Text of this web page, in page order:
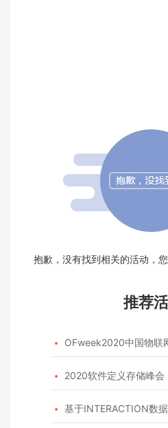
抱歉，没有找到相关的活动，
推荐
 OFweek2020中国物联
 2020软件定义存储峰会
 基于INTERACTION数据集的